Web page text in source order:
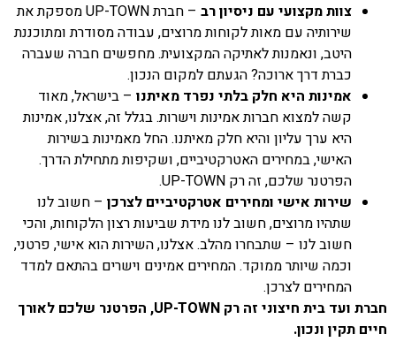
צוות מקצועי עם ניסיון רב
– חברת UP-TOWN מספקת את
שירותיה עם מאות לקוחות מרוצים, עבודה מסודרת ומתוכננת
היטב, ונאמנות לאתיקה המקצועית. מחפשים חברה שעברה
כברת דרך ארוכה? הגעתם למקום הנכון.
אמינות היא חלק בלתי נפרד מאיתנו – בישראל, מאוד
קשה למצוא חברות אמינות וישרות. בגלל זה, אצלנו, אמינות
היא ערך עליון והיא חלק מאיתנו. החל מאמינות בשירות
האישי, במחירים האטרקטיביים, ושקיפות מתחילת הדרך.
הפרטנר שלכם, זה רק UP-TOWN.
שירות אישי ומחירים אטרקטיביים לצרכן – חשוב לנו
שתהיו מרוצים, חשוב לנו מידת שביעות רצון הלקוחות, והכי
חשוב לנו – שתבחרו מהלב. אצלנו, השירות הוא אישי, פרטני,
וכמה שיותר ממוקד. המחירים אמינים וישרים בהתאם למדד
המחירים לצרכן.
חברת ועד בית חיצוני זה רק UP-TOWN, הפרטנר שלכם לאורך
חיים תקין ונכון.